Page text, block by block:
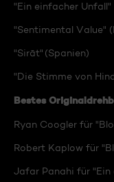
"Ein einfacher Unfall"
"Sentimental Value"
"Sirāt" (Spanien)
"Die Stimme von
Bestes
Ryan Coogler für
Robert Kaplow für
Jafar Panahi für "Ein